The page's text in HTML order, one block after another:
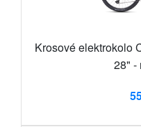
Krosové elektrokolo
28" -